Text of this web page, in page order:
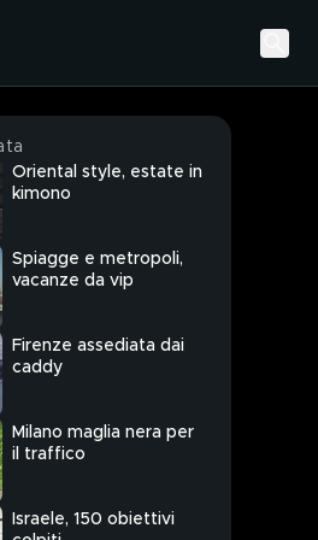
Oriental style, estate in
kimono
Spiagge e metropoli,
vacanze da vip
Firenze assediata dai
caddy
Milano maglia nera per
il traffico
Israele, 150 obiettivi